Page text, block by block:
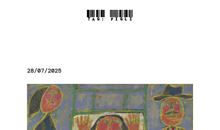
TAG: FIGLI
28/07/2025